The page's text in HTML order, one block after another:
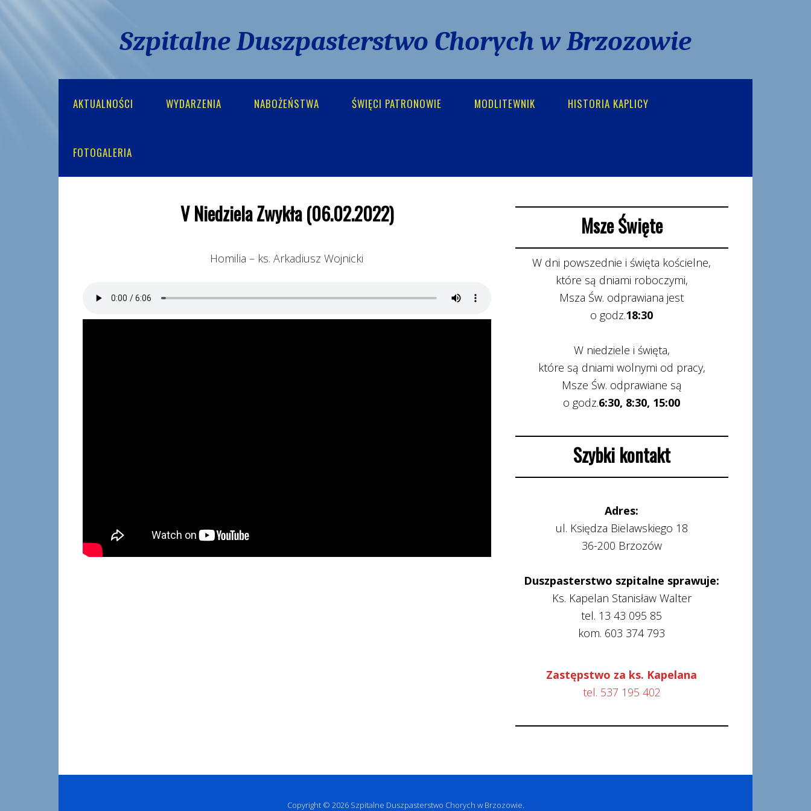
Szpitalne Duszpasterstwo Chorych w Brzozowie
AKTUALNOŚCI WYDARZENIA NABOŻEŃSTWA ŚWIĘCI PATRONOWIE MODLITEWNIK HISTORIA KAPLICY
FOTOGALERIA
V Niedziela Zwykła (06.02.2022)
Homilia – ks. Arkadiusz Wojnicki
Msze Święte
W dni powszednie i święta kościelne,
które są dniami roboczymi,
Msza Św. odprawiana jest
o godz.18:30
W niedziele i święta,
które są dniami wolnymi od pracy,
Msze Św. odprawiane są
o godz.6:30, 8:30, 15:00
Szybki kontakt
Adres:
ul. Księdza Bielawskiego 18
36-200 Brzozów
Duszpasterstwo szpitalne sprawuje:
Ks. Kapelan Stanisław Walter
tel. 13 43 095 85
kom. 603 374 793
Zastępstwo za ks. Kapelana
tel. 537 195 402
Copyright © 2026 Szpitalne Duszpasterstwo Chorych w Brzozowie.